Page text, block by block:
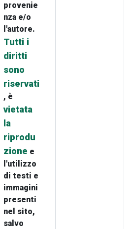
provenie
nza e/o
l'autore.
Tutti i
diritti
sono
riservati
, è
vietata
la
riprodu
zione e
l'utilizzo
di testi e
immagini
presenti
nel sito,
salvo